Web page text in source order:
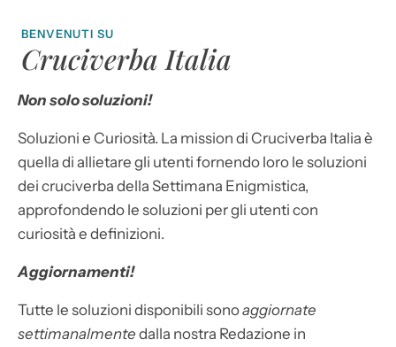
BENVENUTI SU
Cruciverba Italia
Non solo soluzioni!
Soluzioni e Curiosità. La mission di Cruciverba Italia è
quella di allietare gli utenti fornendo loro le soluzioni
dei cruciverba della Settimana Enigmistica,
approfondendo le soluzioni per gli utenti con
curiosità e definizioni.
Aggiornamenti!
Tutte le soluzioni disponibili sonoaggiornate
settimanalmente dalla nostra Redazione in